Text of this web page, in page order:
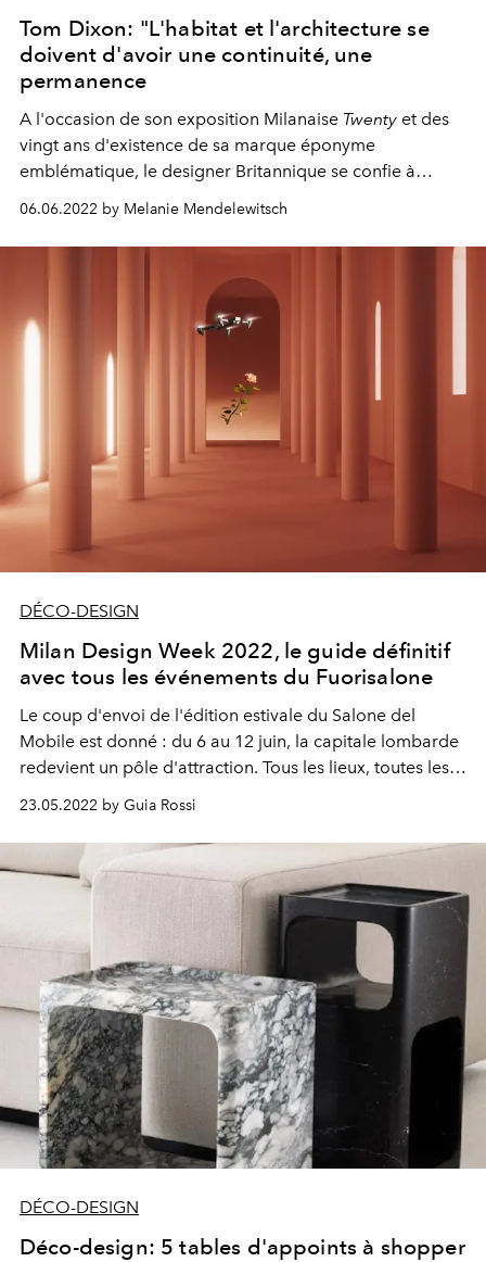
Tom Dixon: "L'habitat et l'architecture se
doivent d'avoir une continuité, une
permanence
A l'occasion de son exposition Milanaise Twenty et des
vingt ans d'existence de sa marque éponyme
emblématique, le designer Britannique se confie à
06.06.2022 by Melanie Mendelewitsch
DÉCO-DESIGN
Milan Design Week 2022, le guide définitif
avec tous les événements du Fuorisalone
Le coup d'envoi de l'édition estivale du Salone del
Mobile est donné : du 6 au 12 juin, la capitale lombarde
redevient un pôle d'attraction. Tous les lieux, toutes les
dates, les évenements et plus: demandez le programme
(très chargé) !
23.05.2022 by Guia Rossi
DÉCO-DESIGN
Déco-design: 5 tables d'appoints à shopper